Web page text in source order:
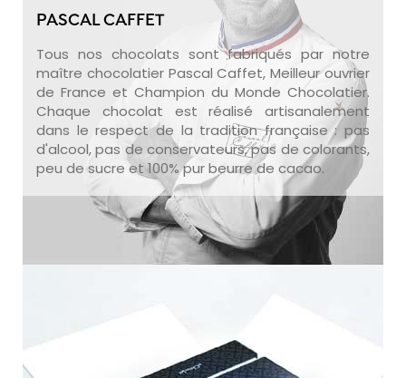
PASCAL CAFFET
Tous nos chocolats sont fabriqués par notre
maître chocolatier Pascal Caffet, Meilleur ouvrier
de France et Champion du Monde Chocolatier.
Chaque chocolat est réalisé artisanalement
dans le respect de la tradition française : pas
d'alcool, pas de conservateurs, pas de colorants,
peu de sucre et 100% pur beurre de cacao.